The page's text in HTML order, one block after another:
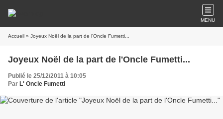
MENU
Accueil » Joyeux Noël de la part de l'Oncle Fumetti...
Joyeux Noël de la part de l'Oncle Fumetti...
Publié le 25/12/2011 à 10:05
Par L' Oncle Fumetti